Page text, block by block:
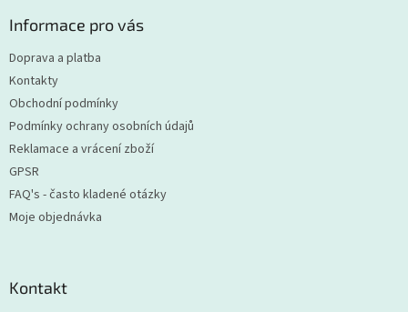
Informace pro vás
Doprava a platba
Kontakty
Obchodní podmínky
Podmínky ochrany osobních údajů
Reklamace a vrácení zboží
GPSR
FAQ's - často kladené otázky
Moje objednávka
Kontakt